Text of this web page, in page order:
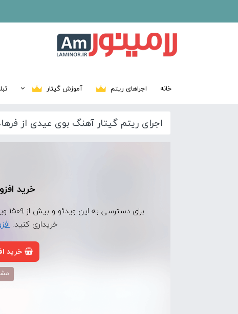
خانه اجراهای ریتم آموزش گیتار
اجرای ریتم گیتار آهنگ بوی عیدی از
خرید
برای دسترسی به این ویدئو و بیش از 1509 ویدئوی اجرای ریتم دیگر، ابتدا
خریداری کنید.
خرید